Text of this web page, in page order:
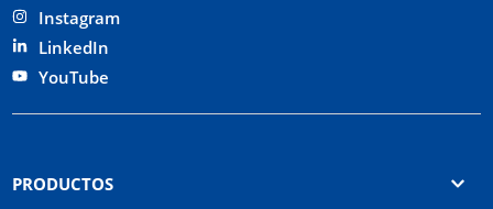
Instagram
LinkedIn
YouTube
PRODUCTOS